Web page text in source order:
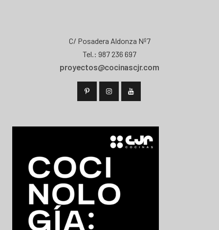
C/ Posadera Aldonza Nº7
Tel.: 987 236 697
proyectos@cocinascjr.com